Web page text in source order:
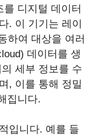
디지털 데이터
. 이 기기는 레이
하여 대상을 여러
데이터를 생
세부 정보를 수
, 이를 통해 정밀
집니다.
입니다. 예를 들